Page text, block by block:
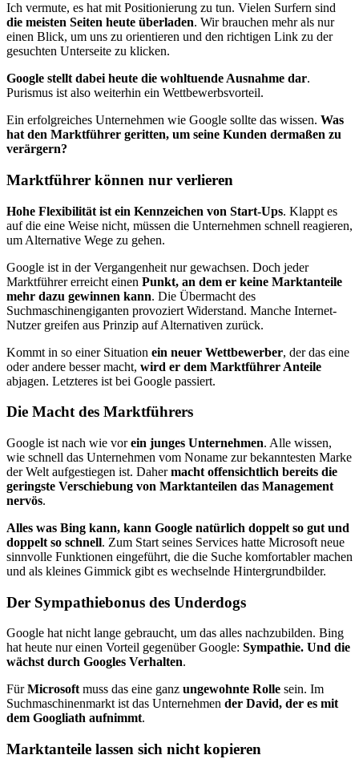
Ich vermute, es hat mit Positionierung zu tun. Vielen Surfern sind
die meisten Seiten heute überladen. Wir brauchen mehr als nur
einen Blick, um uns zu orientieren und den richtigen Link zu der
gesuchten Unterseite zu klicken.
Google stellt dabei heute die wohltuende Ausnahme dar.
Purismus ist also weiterhin ein Wettbewerbsvorteil.
Ein erfolgreiches Unternehmen wie Google sollte das wissen. Was
hat den Marktführer geritten, um seine Kunden dermaßen zu
verär­gern?
Marktführer können nur verlieren
Hohe Flexibilität ist ein Kennzeichen von Start-Ups. Klappt es
auf die eine Weise nicht, müssen die Unternehmen schnell reagieren,
um Alternative Wege zu gehen.
Google ist in der Vergangenheit nur gewachsen. Doch jeder
Marktführer erreicht einen Punkt, an dem er keine Marktanteile
mehr dazu gewinnen kann. Die Übermacht des
Suchmaschinengiganten provoziert Widerstand. Manche Internet-
Nutzer greifen aus Prinzip auf Alternativen zurück.
Kommt in so einer Situation ein neuer Wettbewerber, der das eine
oder andere besser macht, wird er dem Marktführer Anteile
abjagen. Letzteres ist bei Google passiert.
Die Macht des Marktführers
Google ist nach wie vorein junges Unternehmen. Alle wissen,
wie schnell das Unternehmen vom Noname zur bekanntesten Marke
der Welt aufgestiegen ist. Dahermacht offensichtlich bereits die
geringste Verschiebung von Marktanteilen das Management
nervös.
Alles was Bing kann, kann Google natürlich doppelt so gut und
doppelt so schnell. Zum Start seines Services hatte Microsoft neue
sinnvolle Funktionen eingeführt, die die Suche komfortabler machen
und als kleines Gimmick gibt es wechselnde Hintergrundbilder.
Der Sympathiebonus des Underdogs
Google hat nicht lange gebraucht, um das alles nachzubilden. Bing
hat heute nur einen Vorteil gegenüber Google: Sympathie. Und die
wächst durch Googles Verhalten.
FürMicrosoftmuss das eine ganz ungewohnte Rolle sein. Im
Suchmaschinenmarkt ist das Unternehmen der David, der es mit
dem Googliath aufnimmt.
Marktanteile lassen sich nicht kopieren